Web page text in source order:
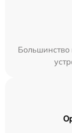
Большинство